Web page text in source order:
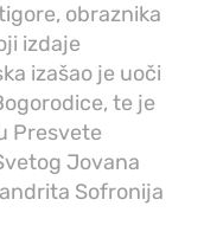
obraznika
izdaje
izašao je uoči
te je
Presvete
Jovana
Sofronija